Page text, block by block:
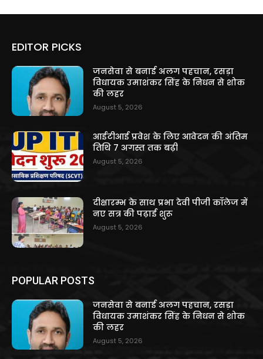
EDITOR PICKS
जनसेवा से बनाई अलग पहचान, रसड़ा
विधायक उमाशंकर सिंह के निधन से शोक
की लहर
August 5, 2026
आईटीआई प्रवेश के लिए आवेदन की अंतिम
तिथि 7 अगस्त तक बढ़ी
August 5, 2026
दीक्षारम्भ के साथ प्रभा देवी पीजी कॉलेज में
नए सत्र की पढ़ाई शुरू
August 5, 2026
POPULAR POSTS
जनसेवा से बनाई अलग पहचान, रसड़ा
विधायक उमाशंकर सिंह के निधन से शोक
की लहर
August 5, 2026